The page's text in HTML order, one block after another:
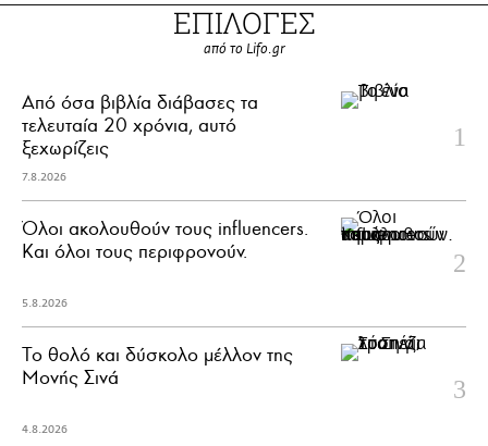
ΕΠΙΛΟΓΕΣ
από το Lifo.gr
Από όσα βιβλία διάβασες τα
τελευταία 20 χρόνια, αυτό
ξεχωρίζεις
7.8.2026
Όλοι ακολουθούν τους influencers.
Και όλοι τους περιφρονούν.
5.8.2026
Το θολό και δύσκολο μέλλον της
Μονής Σινά
4.8.2026